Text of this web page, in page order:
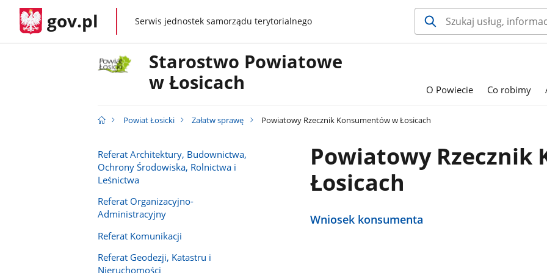
gov.pl gov.plSerwis jednostek samorządu terytorialnego
Starostwo Powiatowe
w Łosicach
O Powiecie Co robimy
Powiat Łosicki Załatw sprawę Powiatowy Rzecznik Konsumentów w Łosicach
Referat Architektury, Budownictwa,
Ochrony Środowiska, Rolnictwa i
Leśnictwa
Referat Organizacyjno-
Administracyjny
Referat Komunikacji
Referat Geodezji, Katastru i
Nieruchomości
Powiatowy Rzecznik
Łosicach
Wniosek konsumenta